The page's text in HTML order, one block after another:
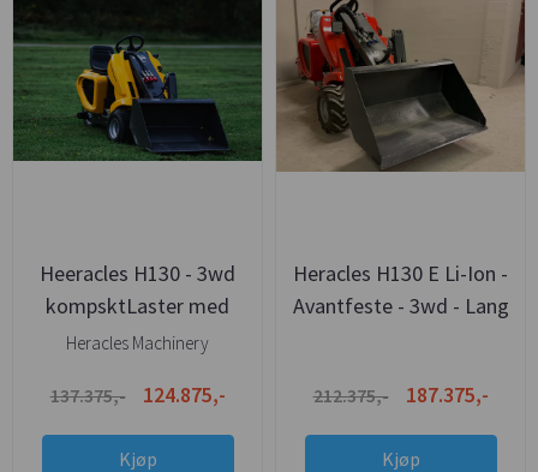
Heeracles H130 - 3wd
kompsktLaster med
400kg Løft Avant-feste
Heracles Machinery
137.375,- 124.875,-
Kjøp
Heracles H130 E Li-Ion -
Avantfeste - 3wd - Lang
212.375,- 187.375,-
Kjøp